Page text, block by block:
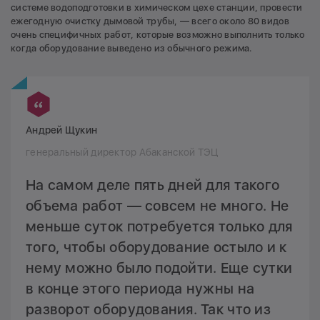
системе водоподготовки в химическом цехе станции, провести
ежегодную очистку дымовой трубы, — всего около 80 видов
очень специфичных работ, которые возможно выполнить только
когда оборудование выведено из обычного режима.
Андрей Щукин
генеральный директор Абаканской ТЭЦ
На самом деле пять дней для такого
объема работ — совсем не много. Не
меньше суток потребуется только для
того, чтобы оборудование остыло и к
нему можно было подойти. Еще сутки
в конце этого периода нужны на
разворот оборудования. Так что из